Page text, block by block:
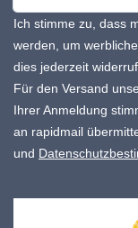
Ich stimme zu, dass
werden, um
dies jederzeit
Für den Versand
Ihrer Anmeldung
an rapidmail
und